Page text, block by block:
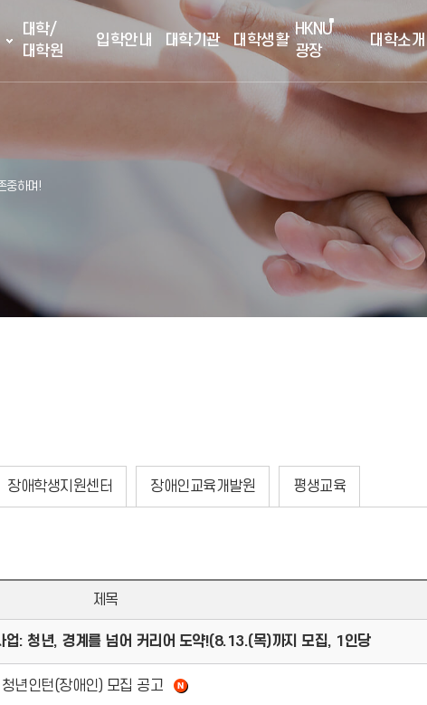
대학/
대학원
입학안내 대학기관 대학생활
HKNU
광장
대학소개
장애학생지원센터 장애인교육개발원 평생교육
제목
업: 청년, 경계를 넘어 커리어 도약!(8.13.(목)까지 모집, 1인당
년인턴(장애인) 모집 공고